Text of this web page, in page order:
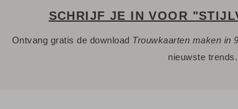
SCHRIJF JE IN VOOR
Ontvang gratis de download Trouwkaarten maken in
nieuwste trends.